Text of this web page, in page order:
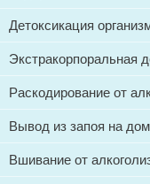
Детоксикация
Экстракорпоральная
Раскодирование от
Вывод из запоя на
Вшивание от